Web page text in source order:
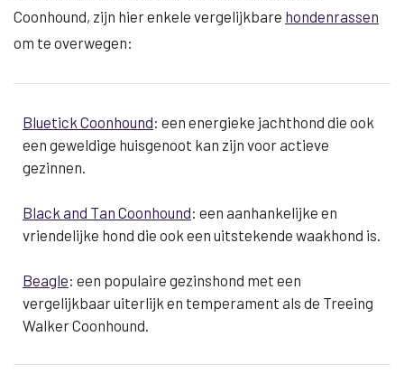
Coonhound, zijn hier enkele vergelijkbare hondenrassen
om te overwegen:
Bluetick Coonhound: een energieke jachthond die ook
een geweldige huisgenoot kan zijn voor actieve
gezinnen.
Black and Tan Coonhound: een aanhankelijke en
vriendelijke hond die ook een uitstekende waakhond is.
Beagle: een populaire gezinshond met een
vergelijkbaar uiterlijk en temperament als de Treeing
Walker Coonhound.